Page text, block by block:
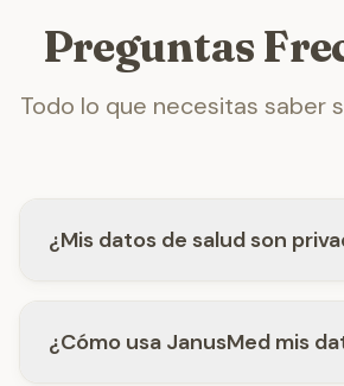
Preguntas
Todo lo que necesitas saber
¿Mis datos de salud son
¿Cómo usa JanusMed mis